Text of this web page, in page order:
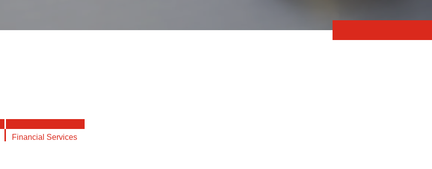
Financial Services